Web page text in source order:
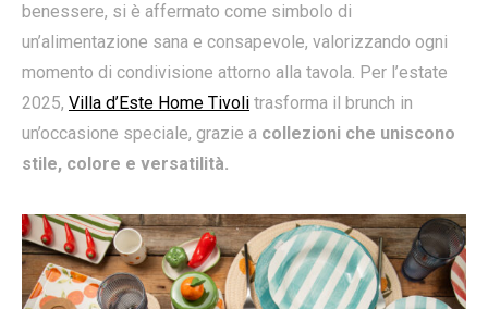
benessere, si è affermato come simbolo di
un’alimentazione sana e consapevole, valorizzando ogni
momento di condivisione attorno alla tavola. Per l’estate
2025, Villa d’Este Home Tivoli trasforma il brunch in
un’occasione speciale, grazie a collezioni che uniscono
stile, colore e versatilità.